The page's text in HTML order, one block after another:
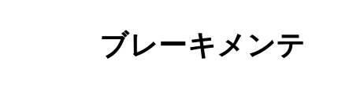
ブレーキメ ンテ